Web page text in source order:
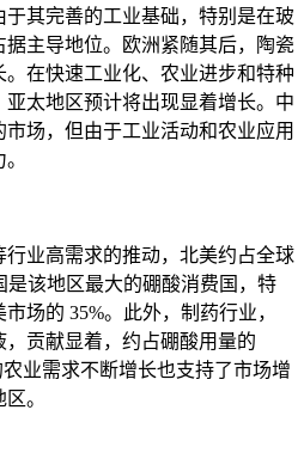
其完善的工业基础，特别是在玻
主导地位。欧洲紧随其后，陶瓷
在快速工业化、农业进步和特种
太地区预计将出现显着增长。中
场，但由于工业活动和农业应用
业高需求的推动，北美约占全球
是该地区最大的硼酸消费国，特
场的 35%。此外，制药行业，
，贡献显着，约占硼酸用量的
业需求不断增长也支持了市场增
。